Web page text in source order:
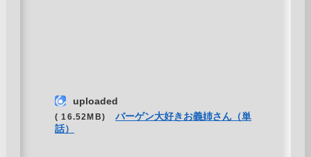
uploaded
( 16.52MB)
バーゲン大好きお義姉さん（単
話）